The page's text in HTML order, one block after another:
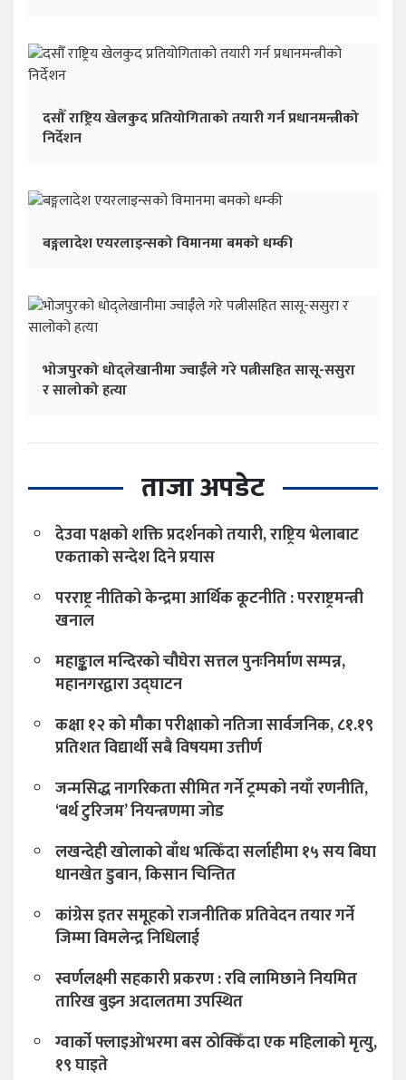
दसौँ राष्ट्रिय खेलकुद प्रतियोगिताको तयारी गर्न प्रधानमन्त्रीको
निर्देशन
बङ्गलादेश एयरलाइन्सको विमानमा बमको धम्की
भोजपुरको धोद्लेखानीमा ज्वाईँले गरे पत्नीसहित सासू-ससुरा
र सालोको हत्या
ताजा अपडेट
देउवा पक्षको शक्ति प्रदर्शनको तयारी, राष्ट्रिय भेलाबाट
एकताको सन्देश दिने प्रयास
परराष्ट्र नीतिको केन्द्रमा आर्थिक कूटनीति : परराष्ट्रमन्त्री
खनाल
महाङ्काल मन्दिरको चौघेरा सत्तल पुनःनिर्माण सम्पन्न,
महानगरद्वारा उद्घाटन
कक्षा १२ को मौका परीक्षाको नतिजा सार्वजनिक, ८१.१९
प्रतिशत विद्यार्थी सबै विषयमा उत्तीर्ण
जन्मसिद्ध नागरिकता सीमित गर्ने ट्रम्पको नयाँ रणनीति,
‘बर्थ टुरिजम’ नियन्त्रणमा जोड
लखन्देही खोलाको बाँध भत्किँदा सर्लाहीमा १५ सय बिघा
धानखेत डुबान, किसान चिन्तित
कांग्रेस इतर समूहको राजनीतिक प्रतिवेदन तयार गर्ने
जिम्मा विमलेन्द्र निधिलाई
स्वर्णलक्ष्मी सहकारी प्रकरण : रवि लामिछाने नियमित
तारिख बुझ्न अदालतमा उपस्थित
ग्वार्को फ्लाइओभरमा बस ठोक्किँदा एक महिलाको मृत्यु,
१९ घाइते